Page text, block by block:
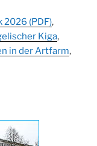
von 10-
Uhr in der
(PDF),
Kiga,
in der Artfarm,